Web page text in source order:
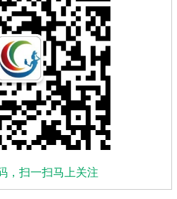
，扫一扫马上关注